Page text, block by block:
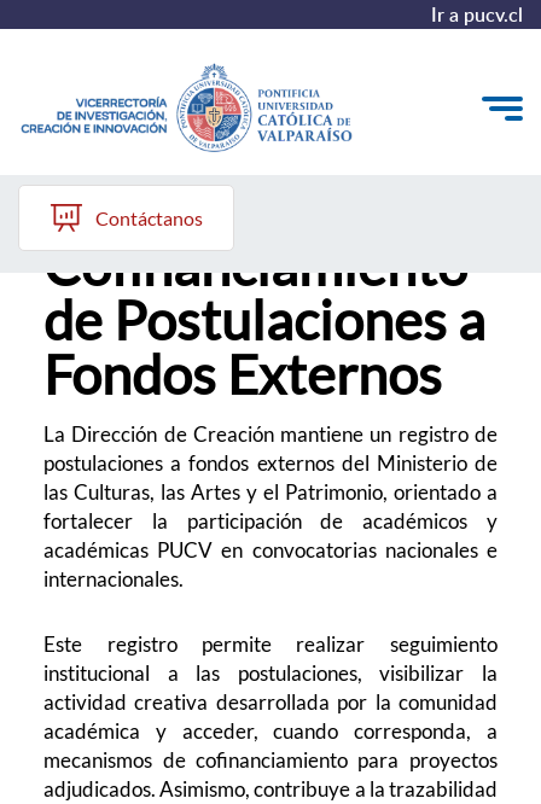
Ir a pucv.cl
VINCI
Investigación
Creación
Innovación
Contáctanos
Registro y
Cofinanciamiento
de Postulaciones a
Fondos Externos
La Dirección de Creación mantiene un registro de
postulaciones a fondos externos del Ministerio de
las Culturas, las Artes y el Patrimonio, orientado a
fortalecer la participación de académicos y
académicas PUCV en convocatorias nacionales e
internacionales.
Este registro permite realizar seguimiento
institucional a las postulaciones, visibilizar la
actividad creativa desarrollada por la comunidad
académica y acceder, cuando corresponda, a
mecanismos de cofinanciamiento para proyectos
adjudicados. Asimismo, contribuye a la trazabilidad